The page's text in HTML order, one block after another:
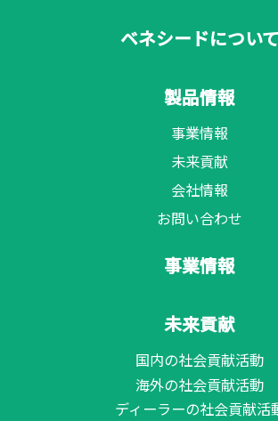
ベネシードについて
製品情報
事業情報
未来貢献
会社情報
お問い合わせ
事業情報
未来貢献
国内の社会貢献活動
海外の社会貢献活動
ディーラーの社会貢献活